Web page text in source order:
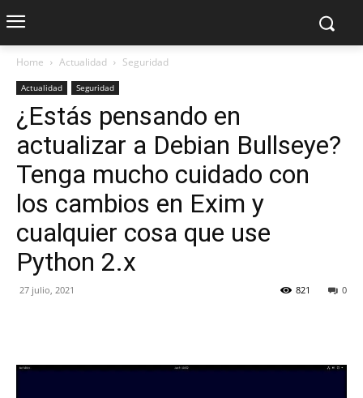
Home Actualidad Seguridad
Actualidad Seguridad
¿Estás pensando en
actualizar a Debian Bullseye?
Tenga mucho cuidado con
los cambios en Exim y
cualquier cosa que use
Python 2.x
27 julio, 2021 0
821